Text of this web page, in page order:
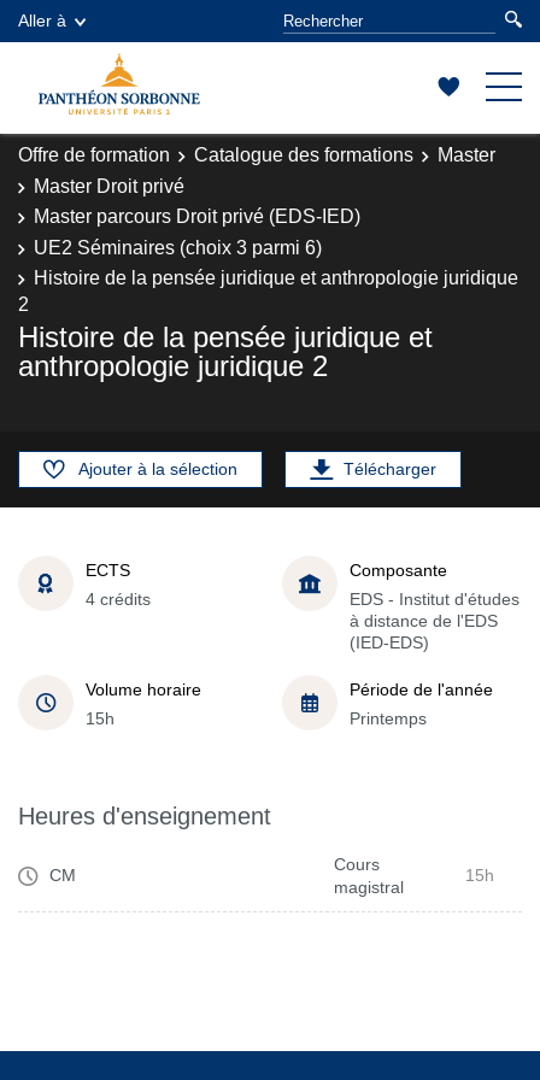
Aller à
Offre de formation Catalogue des formations
Master
Master Droit privé
Master parcours Droit privé (EDS-IED)
UE2 Séminaires (choix 3 parmi 6)
Histoire de la pensée juridique et anthropologie juridique
2
Histoire de la pensée juridique et
anthropologie juridique 2
Ajouter à la sélection Télécharger
ECTS
4 crédits
Composante
EDS - Institut d'études
à distance de l'EDS
(IED-EDS)
Volume horaire
15h
Période de l'année
Printemps
Heures d'enseignement
CM
Cours
magistral
15h